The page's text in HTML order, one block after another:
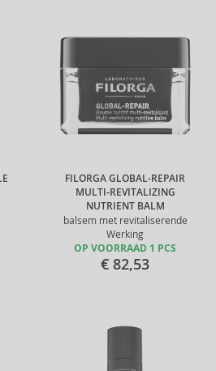
FILORGA GLOBAL-REPAIR
MULTI-REVITALIZING
NUTRIENT BALM
balsem met revitaliserende
Werking
OP VOORRAAD 1 PCS
€ 82,53